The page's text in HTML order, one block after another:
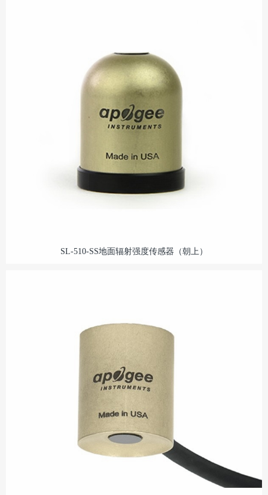
SL-510-SS地面辐射强度传感器（朝上）